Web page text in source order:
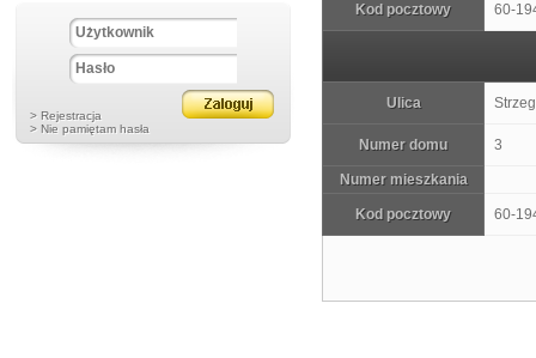
Kod pocztowy 60-
Ulica
Numer domu 3
Numer mieszkania
Kod pocztowy 60-
> Rejestracja
> Nie pamiętam hasła